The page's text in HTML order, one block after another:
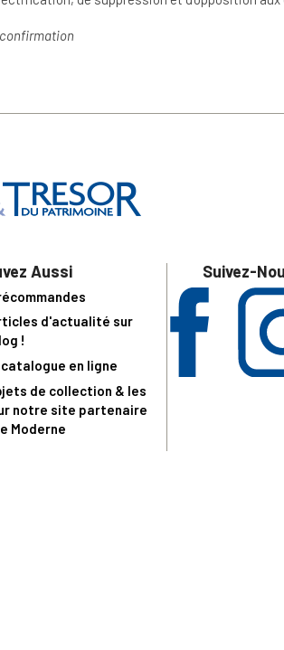
Aussi
d'actualité sur
!
en ligne
de collection & les
notre site partenaire
Moderne
Suivez-